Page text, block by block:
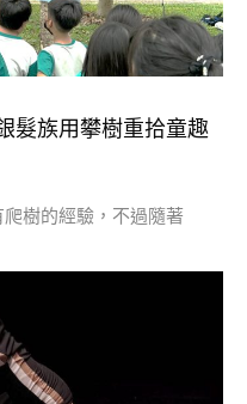
髮族用攀樹重拾童趣
樹的經驗，不過隨著